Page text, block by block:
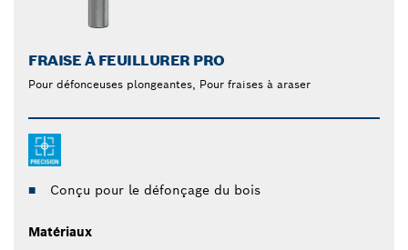
FRAISE À FEUILLURER PRO
Pour défonceuses plongeantes, Pour fraises à araser
Conçu pour le défonçage du bois
Matériaux